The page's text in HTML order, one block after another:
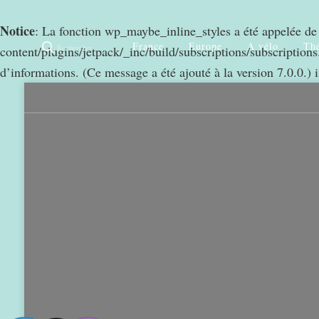
Notice: La fonction wp_maybe_inline_styles a été appelée
content/plugins/jetpack/_inc/build/subscriptions/
d’informations. (Ce message a été ajouté à la version 7.0.0.)
Rechercher France Europe A vélo
968